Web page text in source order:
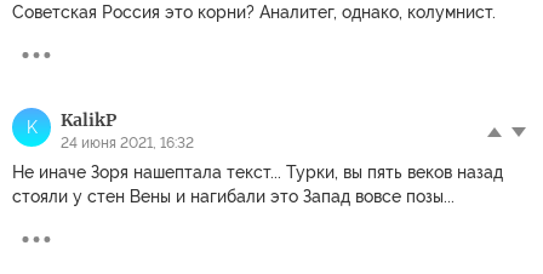
Советская Россия это корни? Аналитег, однако, колумнист.
K KalikP
24 июня 2021, 16:32
Не иначе Зоря нашептала текст... Турки, вы пять веков назад
стояли у стен Вены и нагибали это Запад вовсе позы...